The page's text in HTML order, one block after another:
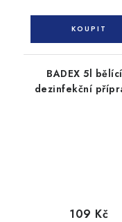
BADEX 5l
dezinfekční
109 Kč